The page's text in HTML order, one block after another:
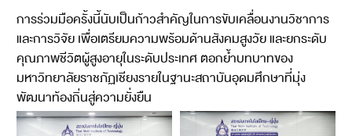
การร่วมมือครั้งนี้นับเป็นก้าวสำคัญในการขับเคลื่อนงานวิชาการ
และการวิจัย เพื่อเตรียมความพร้อมด้านสังคมสูงวัย และยกระดับ
คุณภาพชีวิตผู้สูงอายุในระดับประเทศ ตอกย้ำบทบาทของ
มหาวิทยาลัยราชภัฏเชียงรายในฐานะสถาบันอุดมศึกษาที่มุ่ง
พัฒนาท้องถิ่นสู่ความยั่งยืน